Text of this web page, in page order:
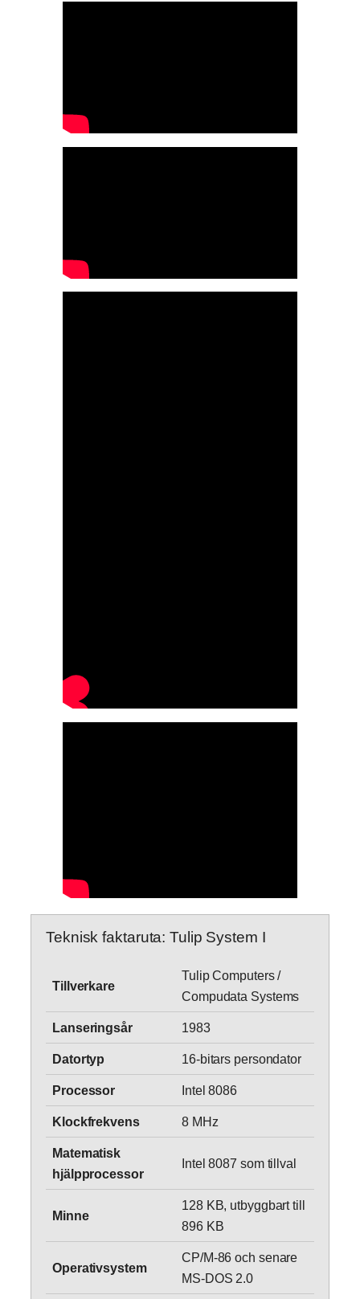
Teknisk faktaruta: Tulip System I
Tillverkare
Tulip Computers /
Compudata Systems
Lanseringsår 1983
Datortyp 16-bitars persondator
Processor Intel 8086
Klockfrekvens 8 MHz
Matematisk
hjälpprocessor
Intel 8087 som tillval
Minne
128 KB, utbyggbart till
896 KB
Operativsystem
CP/M-86 och senare
MS-DOS 2.0